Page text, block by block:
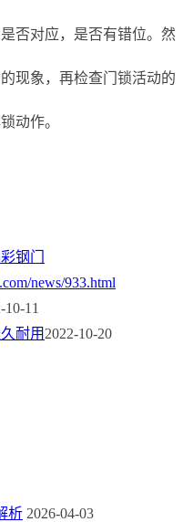
否对应，是否有错位。然
现象，再检查门锁活动的
动作。
钢门
news/933.html
10-11
耐用 2022-10-20
析 2026-04-03